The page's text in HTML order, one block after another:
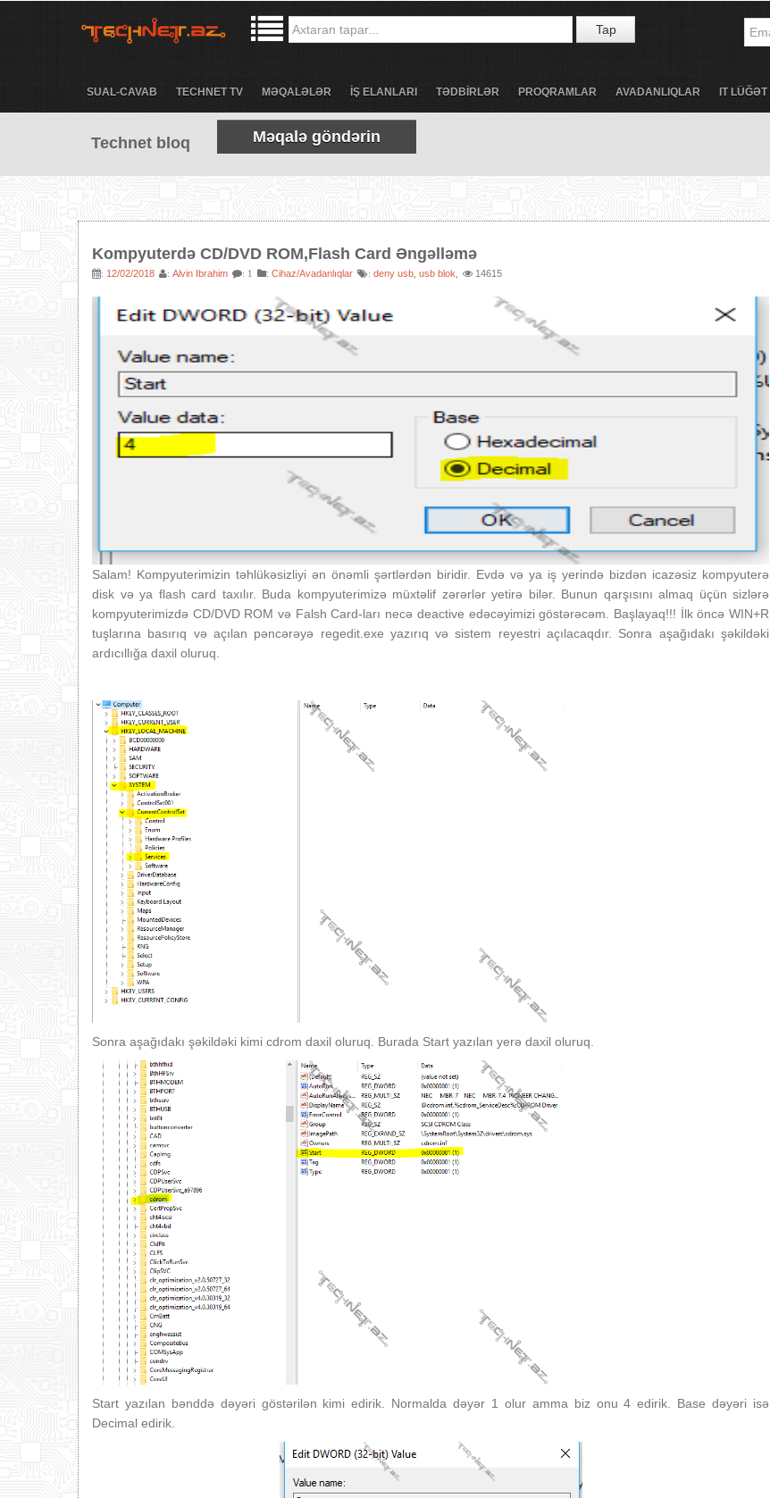
Tap
SUAL-CAVAB TECHNET TV MƏQALƏLƏR İŞ ELANLARI TƏDBİRLƏR PROQRAMLAR AVADANLIQLAR IT LÜĞƏT
Technet bloq Məqalə göndərin
Kompyuterdə CD/DVD ROM,Flash Card Əngəlləmə
: 12/02/2018 : Alvin Ibrahim : 1 : Cihaz/Avadanlıqlar : deny usb usb blok 14615
Salam! Kompyuterimizin təhlükəsizliyi ən önəmli şərtlərdən biridir. Evdə və ya iş yerində bizdən icazəsiz kompyuterə
disk və ya flash card taxılır. Buda kompyuterimizə müxtəlif zərərlər yetirə bilər. Bunun qarşısını almaq üçün sizlərə
kompyuterimizdə CD/DVD ROM və Falsh Card-ları necə deactive edəcəyimizi göstərəcəm. Başlayaq!!! İlk öncə WIN+R
tuşlarına basırıq və açılan pəncərəyə regedit.exe yazırıq və sistem reyestri açılacaqdır. Sonra aşağıdakı şəkildəki
ardıcıllığa daxil oluruq.
Sonra aşağıdakı şəkildəki kimi cdrom daxil oluruq. Burada Start yazılan yerə daxil oluruq.
Start yazılan bənddə dəyəri göstərilən kimi edirik. Normalda dəyər 1 olur amma biz onu 4 edirik. Base dəyəri isə
Decimal edirik.